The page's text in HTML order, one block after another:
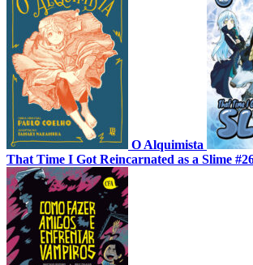
O Alquimista
That Time I Got Reincarnated as a Slime